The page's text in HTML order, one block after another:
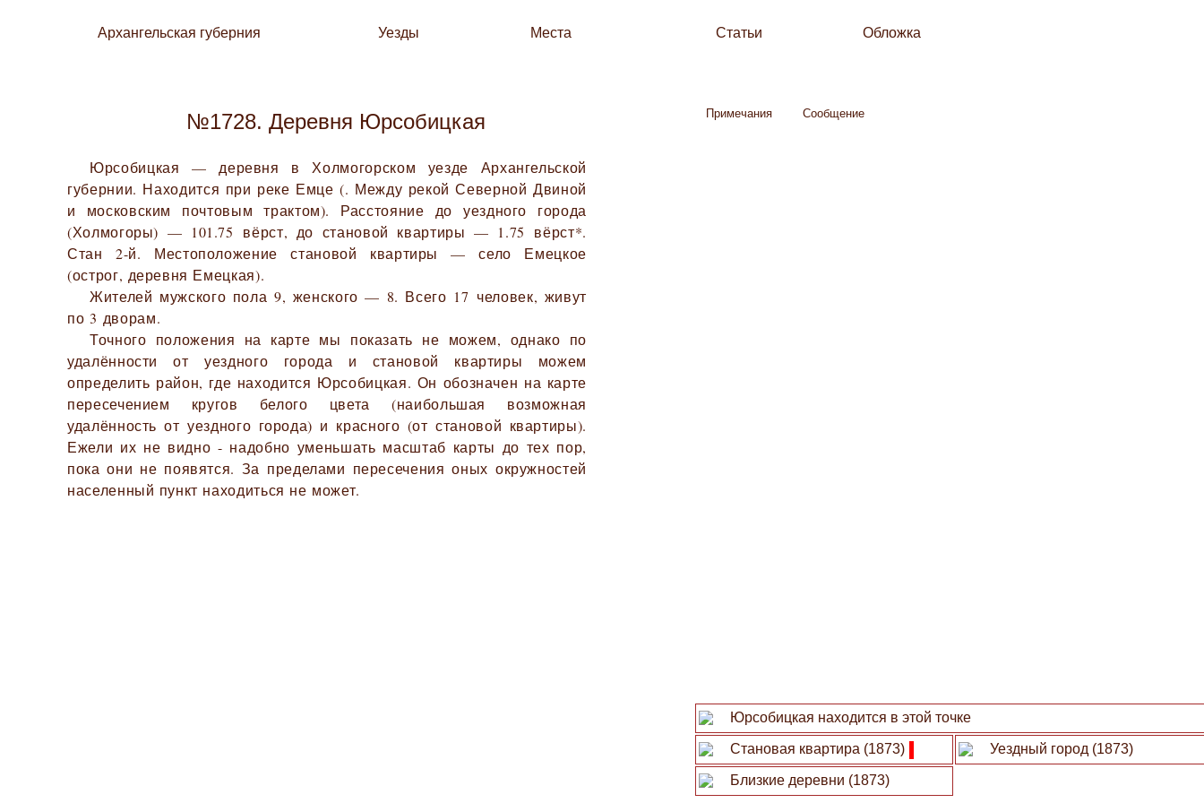
Архангельская губерния Уезды Места Статьи Обложка
№1728. Деревня Юрсобицкая
Юрсобицкая — деревня в Холмогорском уезде Архангельской
губернии. Находится при реке Емце (. Между рекой Северной Двиной
и московским почтовым трактом). Расстояние до уездного города
(Холмогоры) — 101.75 вёрст, до становой квартиры — 1.75 вёрст*.
Стан 2-й. Местоположение становой квартиры — село Емецкое
(острог, деревня Емецкая).
Жителей мужского пола 9, женского — 8. Всего 17 человек, живут
по 3 дворам.
Точного положения на карте мы показать не можем, однако по
удалённости от уездного города и становой квартиры можем
определить район, где находится Юрсобицкая. Он обозначен на карте
пересечением кругов белого цвета (наибольшая возможная
удалённость от уездного города) и красного (от становой квартиры).
Ежели их не видно - надобно уменьшать масштаб карты до тех пор,
пока они не появятся. За пределами пересечения оных окружностей
населенный пункт находиться не может.
Примечания Сообщение
Юрсобицкая находится в этой точке
Становая квартира (1873) Уездный город (1873)
Близкие деревни (1873)